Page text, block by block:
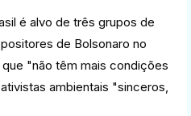
é alvo de três grupos de
de Bolsonaro no
"não têm mais condições
ambientais "sinceros,